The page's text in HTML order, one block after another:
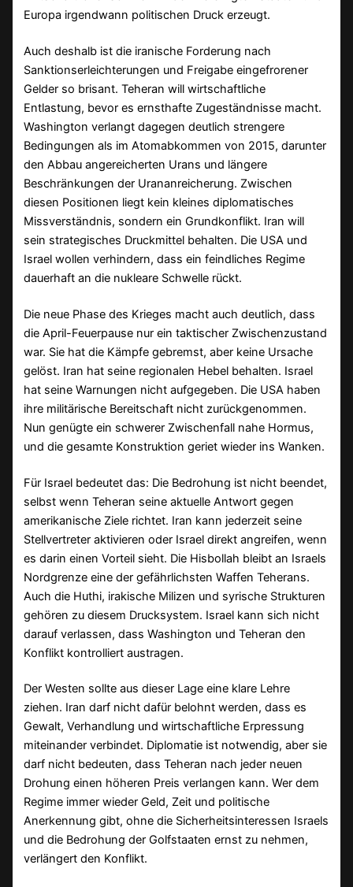
Europa irgendwann politischen Druck erzeugt.
Auch deshalb ist die iranische Forderung nach
Sanktionserleichterungen und Freigabe eingefrorener
Gelder so brisant. Teheran will wirtschaftliche
Entlastung, bevor es ernsthafte Zugeständnisse macht.
Washington verlangt dagegen deutlich strengere
Bedingungen als im Atomabkommen von 2015, darunter
den Abbau angereicherten Urans und längere
Beschränkungen der Urananreicherung. Zwischen
diesen Positionen liegt kein kleines diplomatisches
Missverständnis, sondern ein Grundkonflikt. Iran will
sein strategisches Druckmittel behalten. Die USA und
Israel wollen verhindern, dass ein feindliches Regime
dauerhaft an die nukleare Schwelle rückt.
Die neue Phase des Krieges macht auch deutlich, dass
die April-Feuerpause nur ein taktischer Zwischenzustand
war. Sie hat die Kämpfe gebremst, aber keine Ursache
gelöst. Iran hat seine regionalen Hebel behalten. Israel
hat seine Warnungen nicht aufgegeben. Die USA haben
ihre militärische Bereitschaft nicht zurückgenommen.
Nun genügte ein schwerer Zwischenfall nahe Hormus,
und die gesamte Konstruktion geriet wieder ins Wanken.
Für Israel bedeutet das: Die Bedrohung ist nicht beendet,
selbst wenn Teheran seine aktuelle Antwort gegen
amerikanische Ziele richtet. Iran kann jederzeit seine
Stellvertreter aktivieren oder Israel direkt angreifen, wenn
es darin einen Vorteil sieht. Die Hisbollah bleibt an Israels
Nordgrenze eine der gefährlichsten Waffen Teherans.
Auch die Huthi, irakische Milizen und syrische Strukturen
gehören zu diesem Drucksystem. Israel kann sich nicht
darauf verlassen, dass Washington und Teheran den
Konflikt kontrolliert austragen.
Der Westen sollte aus dieser Lage eine klare Lehre
ziehen. Iran darf nicht dafür belohnt werden, dass es
Gewalt, Verhandlung und wirtschaftliche Erpressung
miteinander verbindet. Diplomatie ist notwendig, aber sie
darf nicht bedeuten, dass Teheran nach jeder neuen
Drohung einen höheren Preis verlangen kann. Wer dem
Regime immer wieder Geld, Zeit und politische
Anerkennung gibt, ohne die Sicherheitsinteressen Israels
und die Bedrohung der Golfstaaten ernst zu nehmen,
verlängert den Konflikt.